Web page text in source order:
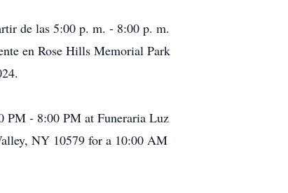
de las 5:00 p. m. - 8:00 p. m.
en Rose Hills Memorial Park
PM - 8:00 PM at Funeraria Luz
NY 10579 for a 10:00 AM